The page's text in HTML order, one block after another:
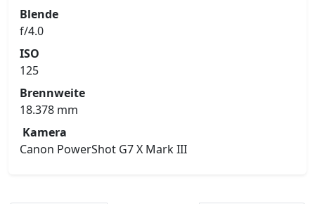
Blende
f/4.0
ISO
125
Brennweite
18.378 mm
Kamera
Canon PowerShot G7 X Mark III